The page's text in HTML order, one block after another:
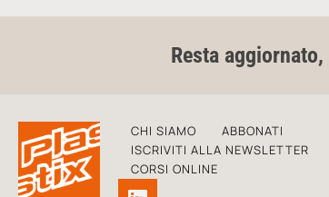
Resta
CHI SIAMO
ABBONATI
ISCRIVITI ALLA NEWSLETTER
CORSI ONLINE